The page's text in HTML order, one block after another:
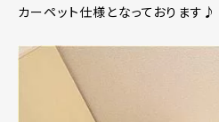
カーペット仕様となっております♪